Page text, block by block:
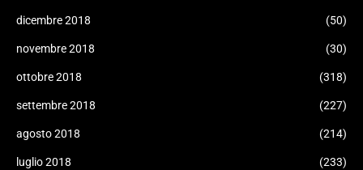
dicembre 2018 (50)
novembre 2018 (30)
ottobre 2018 (318)
settembre 2018 (227)
agosto 2018 (214)
luglio 2018 (233)